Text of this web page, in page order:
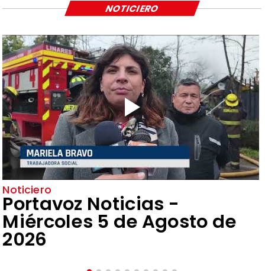
Noticiero
Portavoz Noticias -
Miércoles 5 de Agosto de
2026
NOTICIERO